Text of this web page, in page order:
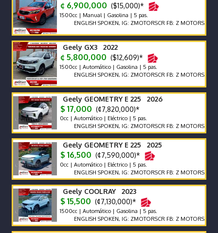
¢ 6,900,000 ($15,000)*
1500cc | Manual | Gasolina | 5 pas.
ENGLISH SPOKEN, IG: ZMOTORSCR FB: Z MOTORS.
Geely GX3 2022
¢ 5,800,000 ($12,609)*
1500cc | Automático | Gasolina | 5 pas.
ENGLISH SPOKEN, IG: ZMOTORSCR FB: Z MOTORS.
Geely GEOMETRY E 225 2026
$ 17,000 (¢7,820,000)*
0cc | Automático | Eléctrico | 5 pas.
ENGLISH SPOKEN, IG: ZMOTORSCR FB: Z MOTORS.
Geely GEOMETRY E 225 2025
$ 16,500 (¢7,590,000)*
0cc | Automático | Eléctrico | 5 pas.
ENGLISH SPOKEN, IG: ZMOTORSCR FB: Z MOTORS.
Geely COOLRAY 2023
$ 15,500 (¢7,130,000)*
1500cc | Automático | Gasolina | 5 pas.
ENGLISH SPOKEN, IG: ZMOTORSCR FB: Z MOTORS.